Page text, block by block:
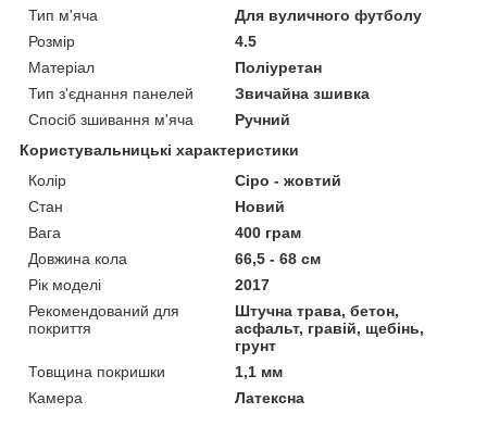
Тип м'яча
Для вуличного футболу
Розмір
4.5
Матеріал
Поліуретан
Тип з'єднання панелей
Звичайна зшивка
Спосіб зшивання м'яча
Ручний
Користувальницькі характеристики
Колір
Сіро - жовтий
Стан
Новий
Вага
400 грам
Довжина кола
66,5 - 68 см
Рік моделі
2017
Рекомендований для
покриття
Штучна трава, бетон,
асфальт, гравій, щебінь,
грунт
Товщина покришки
1,1 мм
Камера
Латексна